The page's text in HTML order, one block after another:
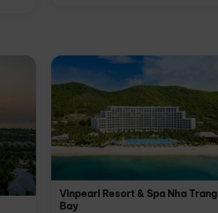
Vinpearl Resort & Spa Nha Trang
Bay